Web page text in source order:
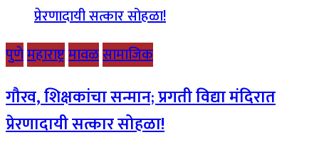
पुणेमहाराष्ट्रमावळसामाजिक
गौरव, शिक्षकांचा सन्मान; प्रगती विद्या मंदिरात
प्रेरणादायी सत्कार सोहळा!